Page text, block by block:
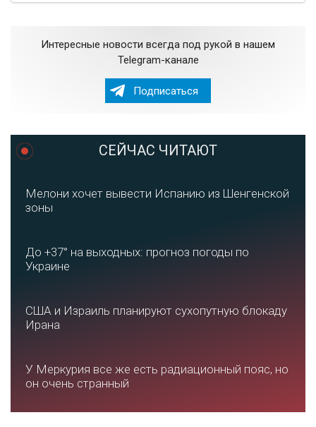
Интересные новости всегда под рукой в нашем
Telegram-канале
Подписаться
СЕЙЧАС ЧИТАЮТ
Мелони хочет вывести Испанию из Шенгенской
зоны
До +37° на выходных: прогноз погоды по
Украине
США и Израиль планируют сухопутную блокаду
Ирана
У Меркурия все же есть радиационный пояс, но
он очень странный